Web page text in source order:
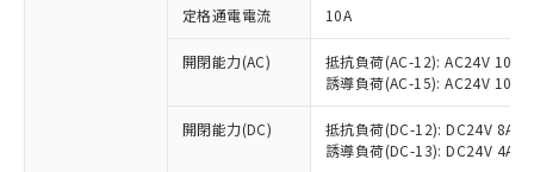
定格通電電流 10A
開閉能力(AC)
抵抗負荷(AC-12): AC24V 10A/
誘導負荷(AC-15): AC24V
開閉能力(DC)
抵抗負荷(DC-12): DC24V 8A/
誘導負荷(DC-13): DC24V 4A/
ご利用条件
対応済み：EU RoHS指令（10物質）の
非含有に対応した製品が提供可能な商品で
対応予定：EU RoHS指令（10物質）の非含
有に対応した製品に切り替える予定のある
対応予定なし：EU RoHS指令（10物質）の